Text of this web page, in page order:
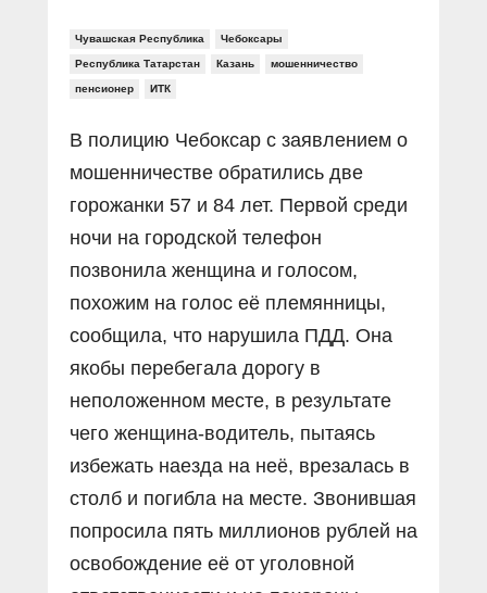
Чувашская Республика Чебоксары
Республика Татарстан Казань мошенничество
пенсионер ИТК
В полицию Чебоксар с заявлением о
мошенничестве обратились две
горожанки 57 и 84 лет. Первой среди
ночи на городской телефон
позвонила женщина и голосом,
похожим на голос её племянницы,
сообщила, что нарушила ПДД. Она
якобы перебегала дорогу в
неположенном месте, в результате
чего женщина-водитель, пытаясь
избежать наезда на неё, врезалась в
столб и погибла на месте. Звонившая
попросила пять миллионов рублей на
освобождение её от уголовной